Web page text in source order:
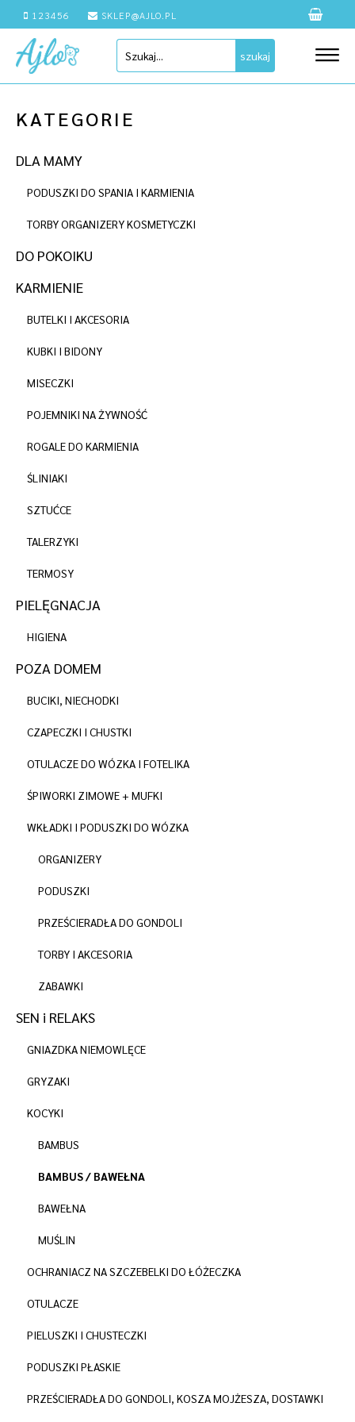
123456 SKLEP@AJLO.PL
szukaj
KATEGORIE
DLA MAMY
PODUSZKI DO SPANIA I KARMIENIA
TORBY ORGANIZERY KOSMETYCZKI
DO POKOIKU
KARMIENIE
BUTELKI I AKCESORIA
KUBKI I BIDONY
MISECZKI
POJEMNIKI NA ŻYWNOŚĆ
ROGALE DO KARMIENIA
ŚLINIAKI
SZTUĆCE
TALERZYKI
TERMOSY
PIELĘGNACJA
HIGIENA
POZA DOMEM
BUCIKI, NIECHODKI
CZAPECZKI I CHUSTKI
OTULACZE DO WÓZKA I FOTELIKA
ŚPIWORKI ZIMOWE + MUFKI
WKŁADKI I PODUSZKI DO WÓZKA
ORGANIZERY
PODUSZKI
PRZEŚCIERADŁA DO GONDOLI
TORBY I AKCESORIA
ZABAWKI
SEN i RELAKS
GNIAZDKA NIEMOWLĘCE
GRYZAKI
KOCYKI
BAMBUS
BAMBUS / BAWEŁNA
BAWEŁNA
MUŚLIN
OCHRANIACZ NA SZCZEBELKI DO ŁÓŻECZKA
OTULACZE
PIELUSZKI I CHUSTECZKI
PODUSZKI PŁASKIE
PRZEŚCIERADŁA DO GONDOLI, KOSZA MOJŻESZA, DOSTAWKI